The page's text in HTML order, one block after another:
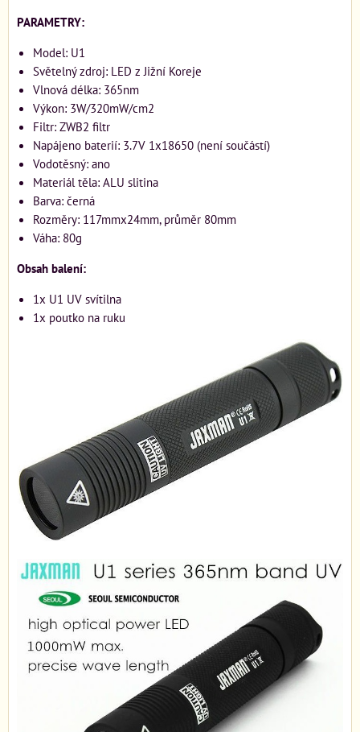
PARAMETRY:
Model: U1
Světelný zdroj: LED z Jižní Koreje
Vlnová délka: 365nm
Výkon: 3W/320mW/cm2
Filtr: ZWB2 filtr
Napájeno baterií: 3.7V 1x18650 (není součástí)
Vodotěsný: ano
Materiál těla: ALU slitina
Barva: černá
Rozměry: 117mmx24mm, průměr 80mm
Váha: 80g
Obsah balení:
1x U1 UV svítilna
1x poutko na ruku